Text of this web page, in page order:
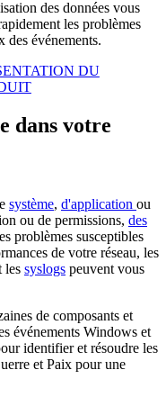
des données vous
les problèmes
des événements.
DU
dans votre
système, d'application ou
ou de permissions, des
problèmes susceptibles
de votre réseau, les
les syslogs peuvent vous
de composants et
événements Windows et
identifier et résoudre les
et Paix pour une